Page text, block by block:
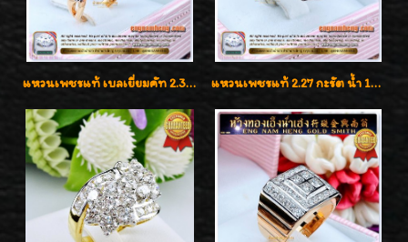
แหวนเพชรแท้ เบลเยี่ยมคัท 2.39 กะรัต น้ำ 98 F-Color/VVS ดีไซน์หน้ากว้างหรูเต็มนิ้ว แหวนเพชรแท้ 2.27 กะรัต น้ำ 100% เบลเยี่ยมคัท ลวดลายดอกกุหลาบหรู